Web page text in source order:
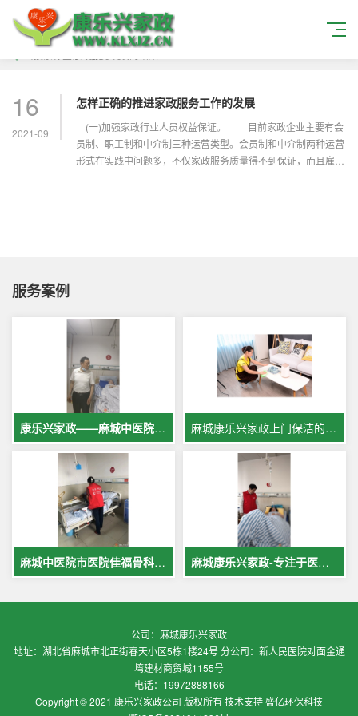
16
2021-09
怎样正确的推进家政服务工作的发展
(一)加强家政行业人员权益保证。 目前家政企业主要有会
员制、职工制和中介制三种运营类型。会员制和中介制两种运营
形式在实践中问题多，不仅家政服务质量得不到保证，而且雇主
服务案例
康乐兴家政——麻城中医院专业护工服务，让爱与专业同行 麻城康乐兴家政上门保洁的案例
麻城中医院市医院佳福骨科医院铁路医院护工案例展示 麻城康乐兴家政-专注于医院护理，致力于打造全麻城优质护工护理
公司：麻城康乐兴家政
地址：湖北省麻城市北正街春天小区5栋1楼24号 分公司：新人民医院对面金通
塆建材商贸城1155号
电话：19972888166
Copyright © 2021 康乐兴家政公司 版权所有 技术支持 盛亿环保科技